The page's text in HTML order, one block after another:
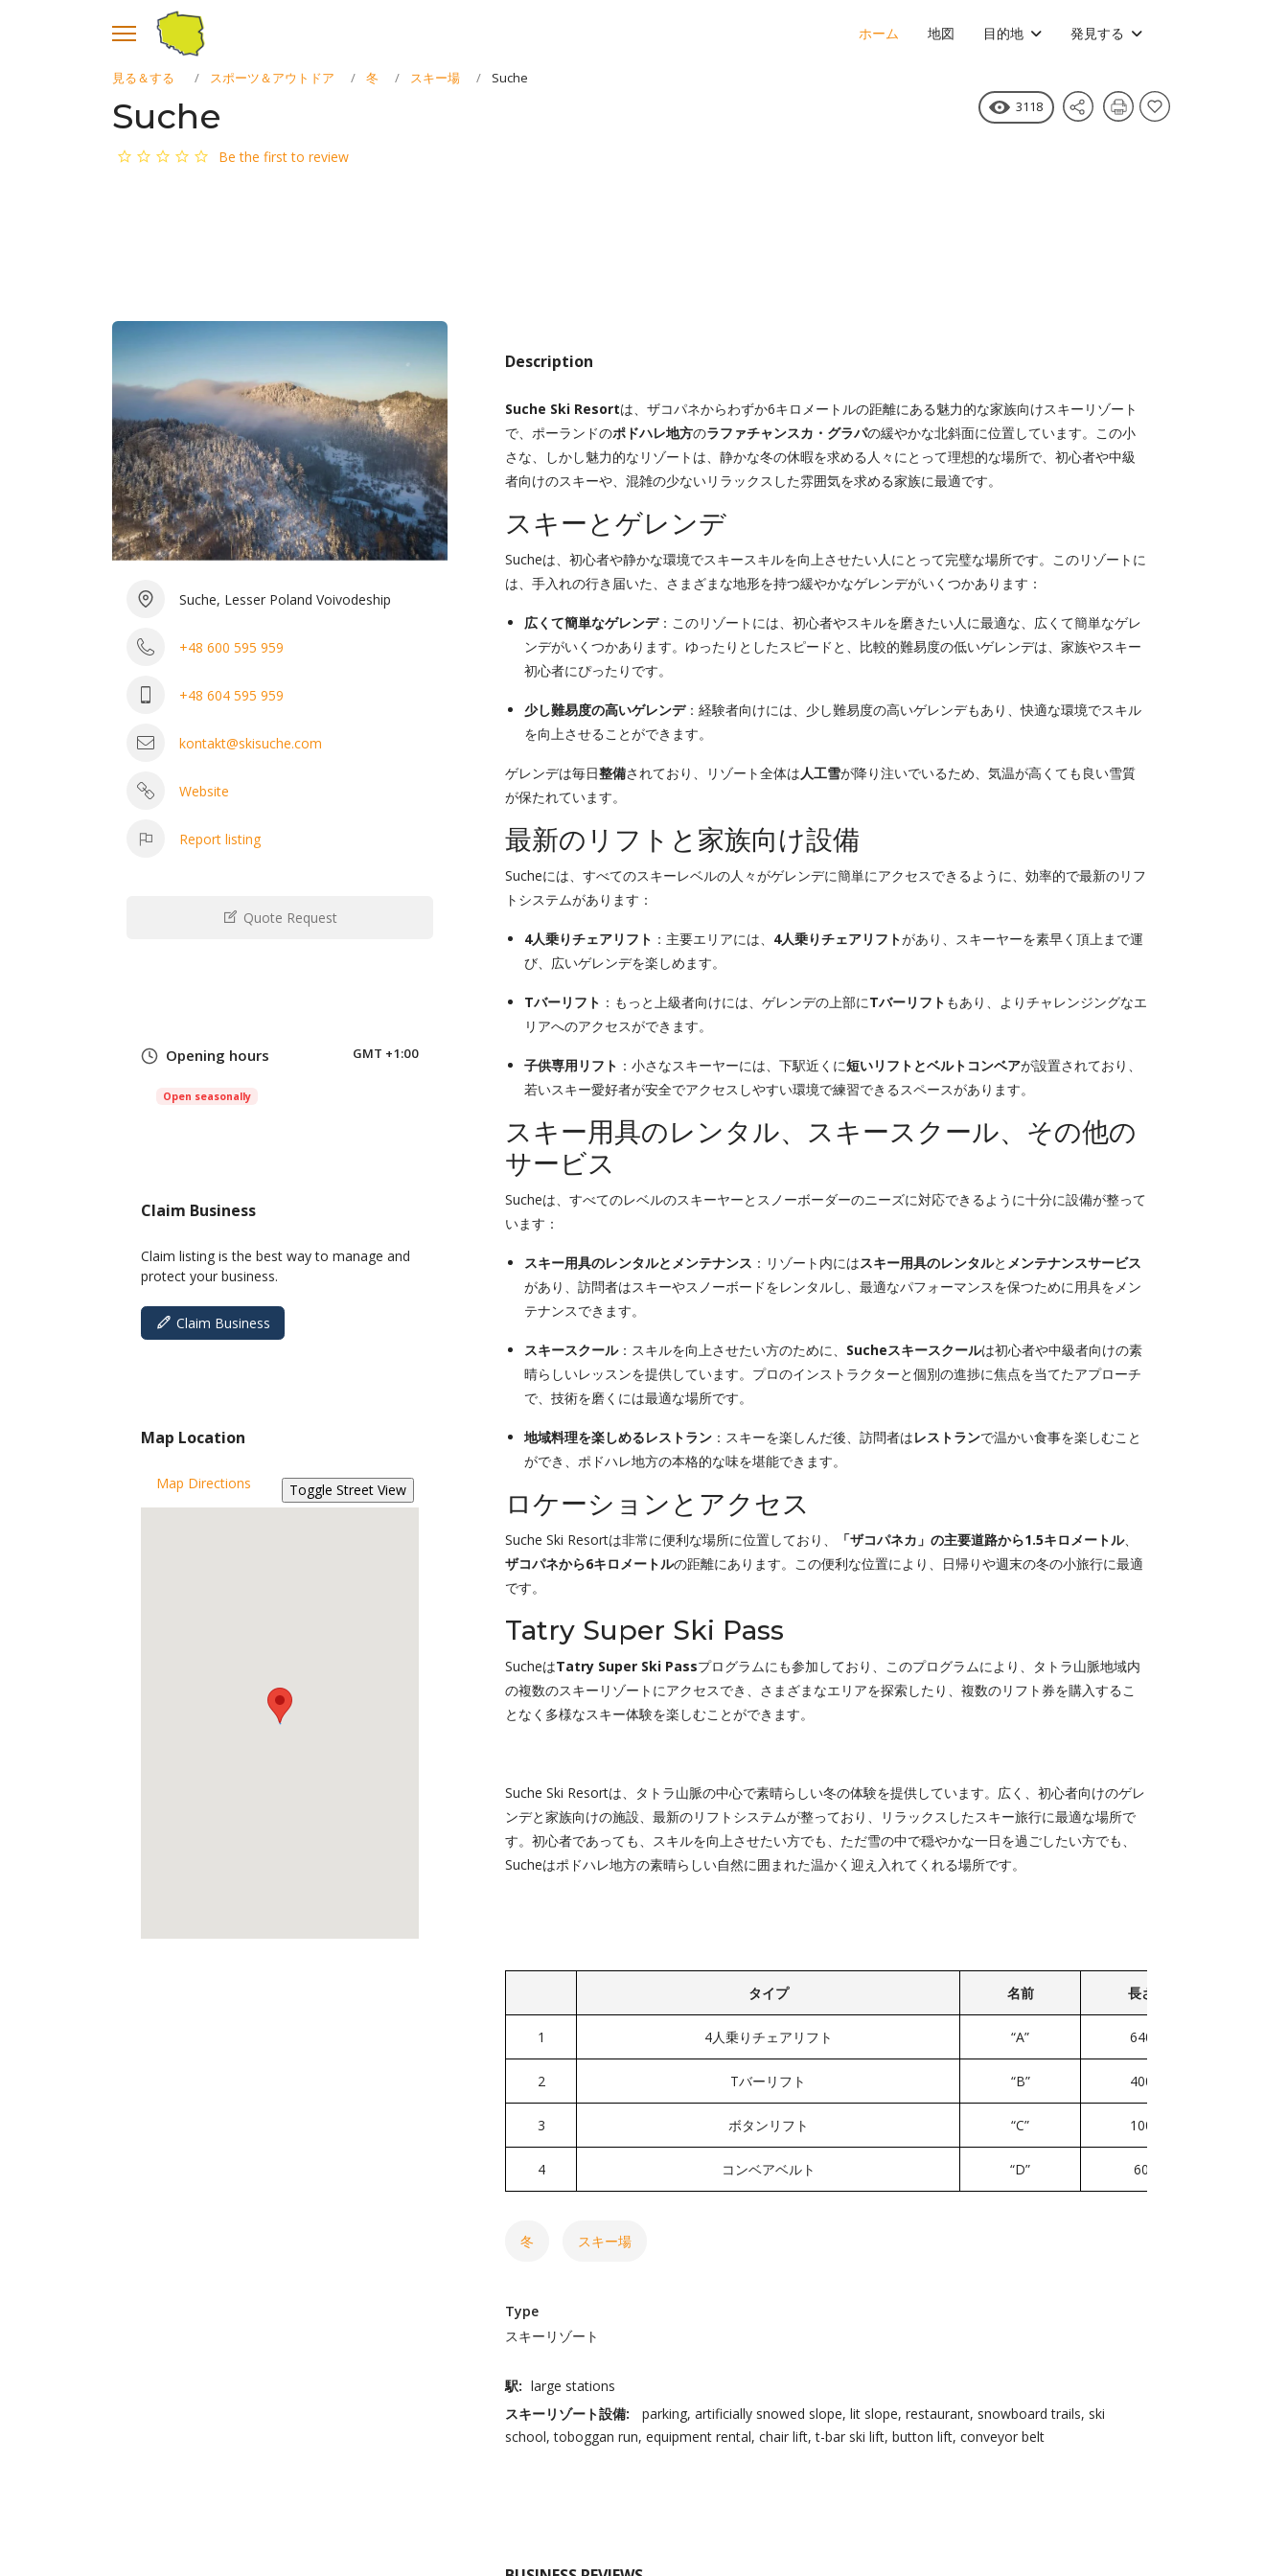
ホーム 地図 目的地 発見する
見る＆する スポーツ＆アウトドア 冬 スキー場 Suche
Suche
Be the first to review
3118
Suche, Lesser Poland Voivodeship
+48 600 595 959
+48 604 595 959
kontakt@skisuche.com
Website
Report listing
Quote Request
Opening hours GMT +1:00
Open seasonally
Claim Business
Claim listing is the best way to manage and
protect your business.
Claim Business
Map Location
Map Directions
Description
Suche Ski Resortは、ザコパネからわずか6キロメートルの距離にある魅力的な家族向けスキーリゾート
で、ポーランドのポドハレ地方のラファチャンスカ・グラパの緩やかな北斜面に位置しています。この小
さな、しかし魅力的なリゾートは、静かな冬の休暇を求める人々にとって理想的な場所で、初心者や中級
者向けのスキーや、混雑の少ないリラックスした雰囲気を求める家族に最適です。
スキーとゲレンデ
Sucheは、初心者や静かな環境でスキースキルを向上させたい人にとって完璧な場所です。このリゾートに
は、手入れの行き届いた、さまざまな地形を持つ緩やかなゲレンデがいくつかあります：
広くて簡単なゲレンデ：このリゾートには、初心者やスキルを磨きたい人に最適な、広くて簡単なゲレ
ンデがいくつかあります。ゆったりとしたスピードと、比較的難易度の低いゲレンデは、家族やスキー
初心者にぴったりです。
少し難易度の高いゲレンデ：経験者向けには、少し難易度の高いゲレンデもあり、快適な環境でスキル
を向上させることができます。
ゲレンデは毎日整備されており、リゾート全体は人工雪が降り注いでいるため、気温が高くても良い雪質
が保たれています。
最新のリフトと家族向け設備
Sucheには、すべてのスキーレベルの人々がゲレンデに簡単にアクセスできるように、効率的で最新のリフ
トシステムがあります：
4人乗りチェアリフト ：主要エリアには、 4人乗りチェアリフトがあり、スキーヤーを素早く頂上まで運
び、広いゲレンデを楽しめます。
Tバーリフト ：もっと上級者向けには、ゲレンデの上部にTバーリフト もあり、よりチャレンジングなエ
リアへのアクセスができます。
子供専用リフト ：小さなスキーヤーには、下駅近くに短いリフトとベルトコンベアが設置されており、
若いスキー愛好者が安全でアクセスしやすい環境で練習できるスペースがあります。
スキー用具のレンタル、スキースクール、その他の
サービス
Sucheは、すべてのレベルのスキーヤーとスノーボーダーのニーズに対応できるように十分に設備が整って
います：
スキー用具のレンタルとメンテナンス ：リゾート内にはスキー用具のレンタルと メンテナンスサービス
があり、訪問者はスキーやスノーボードをレンタルし、最適なパフォーマンスを保つために用具をメン
テナンスできます。
スキースクール：スキルを向上させたい方のために、 Sucheスキースクールは初心者や中級者向けの素
晴らしいレッスンを提供しています。プロのインストラクターと個別の進捗に焦点を当てたアプローチ
で、技術を磨くには最適な場所です。
地域料理を楽しめるレストラン ：スキーを楽しんだ後、訪問者はレストランで温かい食事を楽しむこと
ができ、ポドハレ地方の本格的な味を堪能できます。
ロケーションとアクセス
Suche Ski Resortは非常に便利な場所に位置しており、 「ザコパネカ」の主要道路から1.5キロメートル、
ザコパネから6キロメートルの距離にあります。この便利な位置により、日帰りや週末の冬の小旅行に最適
です。
Tatry Super Ski Pass
SucheはTatry Super Ski Passプログラムにも参加しており、このプログラムにより、タトラ山脈地域内
の複数のスキーリゾートにアクセスでき、さまざまなエリアを探索したり、複数のリフト券を購入するこ
となく多様なスキー体験を楽しむことができます。
Suche Ski Resortは、タトラ山脈の中心で素晴らしい冬の体験を提供しています。広く、初心者向けのゲレ
ンデと家族向けの施設、最新のリフトシステムが整っており、リラックスしたスキー旅行に最適な場所で
す。初心者であっても、スキルを向上させたい方でも、ただ雪の中で穏やかな一日を過ごしたい方でも、
Sucheはポドハレ地方の素晴らしい自然に囲まれた温かく迎え入れてくれる場所です。
タイプ 名前 長さ
1 4人乗りチェアリフト “A” 640
2 Tバーリフト “B” 400
3 ボタンリフト “C” 100
4 コンベアベルト “D” 60
冬 スキー場
Type
スキーリゾート
駅: large stations
スキーリゾート設備:
parking artificially snowed slope lit slope restaurant snowboard trails ski
school toboggan run equipment rental chair lift t-bar ski lift button lift conveyor belt